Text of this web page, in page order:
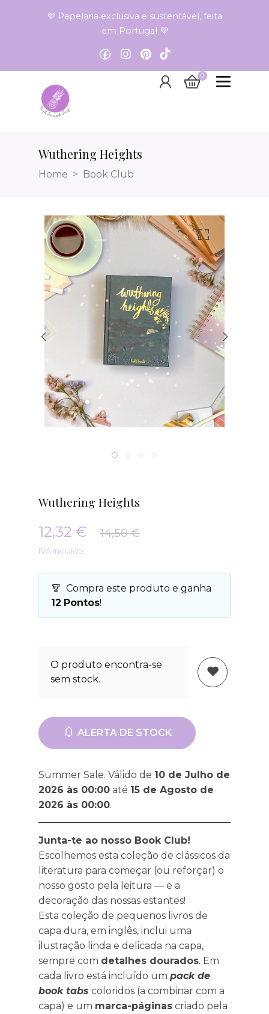
💜 Papelaria exclusiva e sustentável, feita
em Portugal 💜
0
Wuthering Heights
Home Book Club
Wuthering Heights
12,32 € 14,50 €
IVA incluído.
Compra este produto e ganha
12 Pontos!
O produto encontra-se
sem stock.
ALERTA DE STOCK
Summer Sale. Válido de 10 de Julho de
2026 às 00:00 até 15 de Agosto de
2026 às 00:00.
Junta-te ao nosso Book Club!
Escolhemos esta coleção de clássicos da
literatura para começar (ou reforçar) o
nosso gosto pela leitura — e a
decoração das nossas estantes!
Esta coleção de pequenos livros de
capa dura, em inglês, inclui uma
ilustração linda e delicada na capa,
sempre com detalhes dourados. Em
cada livro está incluído um pack de
book tabs coloridos (a combinar com a
capa) e um marca-páginas criado pela